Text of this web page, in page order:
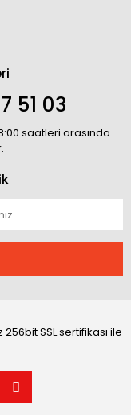
51 03
saatleri arasında
SSL sertifikası ile